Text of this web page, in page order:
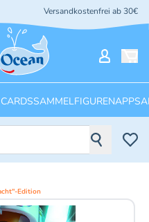
Versandkostenfrei ab 30€
SAMMELFIGURENAPPS
Edition